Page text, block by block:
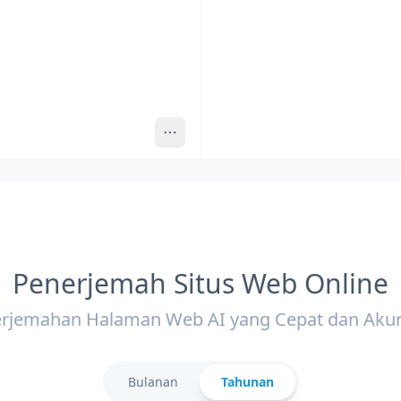
Penerjemah Situs Web Online
Halaman Web AI yang Cepat dan
Bulanan Tahunan